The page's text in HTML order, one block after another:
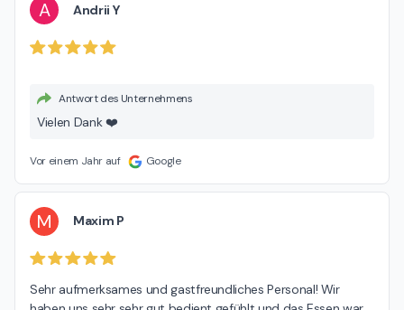
A Andrii Y
Antwort des Unternehmens
Vielen Dank ❤️
Vor einem Jahr auf Google
M Maxim P
Sehr aufmerksames und gastfreundliches Personal! Wir